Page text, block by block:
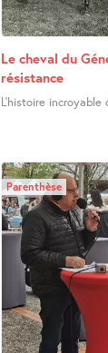
Le cheval du
résistance
L’histoire incroyable
Parenthèse